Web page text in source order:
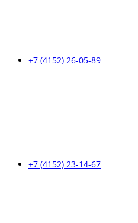
+7 (4152) 26-05-89
+7 (4152) 23-14-67